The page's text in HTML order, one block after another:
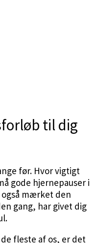
til dig
før. Hvor vigtigt
gode hjernepauser i
også mærket den
gang, har givet dig
fleste af os, er det